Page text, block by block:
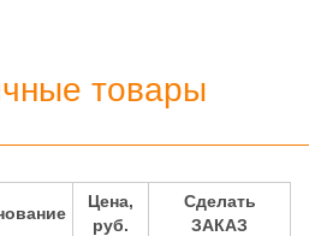
товары
Цена,
руб.
Сделать
ЗАКАЗ